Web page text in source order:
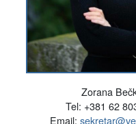
Zorana
Tel: +381 62
Email: